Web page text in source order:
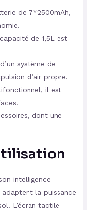
de 7*2500mAh,
de 1,5L est
système de
d’air propre.
il est
dont une
intelligence
adaptent la puissance
L’écran tactile